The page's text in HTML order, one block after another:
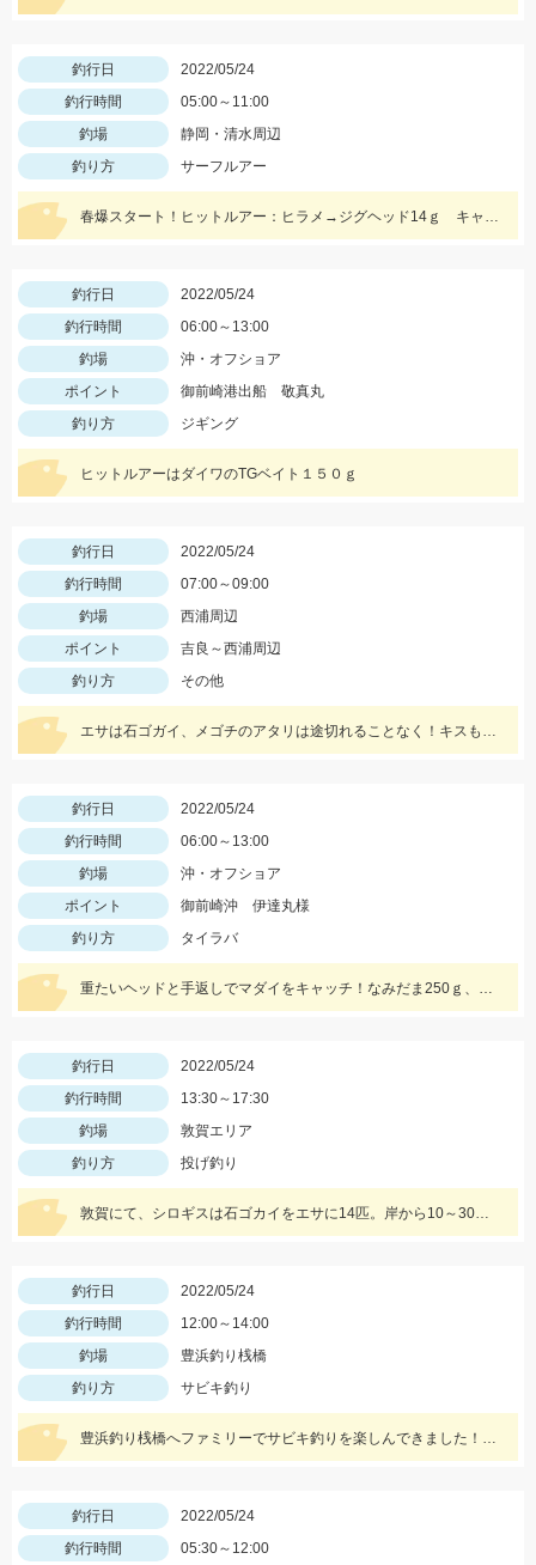
釣行日
2022/05/24
釣行時間
05:00～11:00
釣場
静岡・清水周辺
釣り方
サーフルアー
春爆スタート！ヒットルアー：ヒラメ→ジグヘッド14ｇ キャラメルシャッド3.5インチ。青物→Ｒサーディン40ｇ
釣行日
2022/05/24
釣行時間
06:00～13:00
釣場
沖・オフショア
ポイント
御前崎港出船 敬真丸
釣り方
ジギング
ヒットルアーはダイワのTGベイト１５０ｇ
釣行日
2022/05/24
釣行時間
07:00～09:00
釣場
西浦周辺
ポイント
吉良～西浦周辺
釣り方
その他
エサは石ゴガイ、メゴチのアタリは途切れることなく！キスも混じり楽しめました♪
釣行日
2022/05/24
釣行時間
06:00～13:00
釣場
沖・オフショア
ポイント
御前崎沖 伊達丸様
釣り方
タイラバ
重たいヘッドと手返しでマダイをキャッチ！なみだま250ｇ、ボンバーヘッドＴＧ250ｇ使用。
釣行日
2022/05/24
釣行時間
13:30～17:30
釣場
敦賀エリア
釣り方
投げ釣り
敦賀にて、シロギスは石ゴカイをエサに14匹。岸から10～30ｍくらいでもよく当たる。夕方にサゴシがヒット、ルアーはレンジバイブ55。
釣行日
2022/05/24
釣行時間
12:00～14:00
釣場
豊浜釣り桟橋
釣り方
サビキ釣り
豊浜釣り桟橋へファミリーでサビキ釣りを楽しんできました！コマセはサビキ三昧、イワシ三昧がオススメです！
釣行日
2022/05/24
釣行時間
05:30～12:00